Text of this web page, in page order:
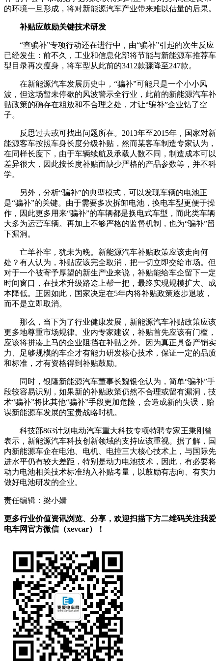
的环境一旦形成，将对新能源汽车产业带来难以估量的后果。
补贴应鼓励关键技术研发
“查骗补”专项行动还在进行中，由“骗补”引起的次生反应
已经发生：前不久，工业和信息化部将节能与新能源车推荐车
型目录再次瘦身，将车型从此前的3412款骤降至247款。
在新能源汽车发展历史中，“骗补”可能只是一个小小风
波，但这场暂未停歇的风波警示全行业，此前的新能源汽车补
贴政策的确存在粗放和不合理之处，才让“骗补”企业钻了空
子。
反思过去或可找出问题所在。2013年至2015年，国家对新
能源客车按照车身长度分级补贴，然而某客车制造专家认为，
在同样长度下，由于车辆续航及承载人数不同，制造成本可以
差异很大，因此按长度补贴而缺少严格的产品参数等，并不科
学。
另外，分析“骗补”的典型模式，可以发现车辆的电池正
是“骗补”的关键。由于需要多次拆卸电池，换电车型更便于操
作，因此更多用来“骗补”的车辆都是换电式车型，而此类车辆
大多为运营车辆。再加上不够严格的监督机制，也为“骗补”留
下漏洞。
亡羊补牢，犹未为晚。新能源汽车补贴政策应该走向何
处？有人认为，补贴应该完全取消，把一切立即交给市场。但
对于一个被寄予厚望的新生产业来说，补贴能给车企留下一定
时间窗口，在技术升级路途上帮一把，最终实现规模扩大、成
本降低。正因如此，国家决定在5年内将补贴政策逐步退坡，
而不是立即取消。
那么，当下为了行业健康发展，新能源汽车补贴政策应该
更多地尊重市场规律。业内专家建议，补贴首先应该有门槛，
应该将拼凑上马的企业阻挡在补贴之外。因为真正具备产销实
力、足够规模的车企才有能力研发核心技术，保证一定的品质
和标准，才有资格得到补贴鼓励。
同时，银隆新能源汽车董事长魏银仓认为，简单“骗补”手
段较容易识别，如果新的补贴政策仍然不合理或留有漏洞，技
术“骗补”将比其他“骗补”手段更加危险，会造成新的失误，贻
误新能源车发展的宝贵战略时机。
科技部863计划电动汽车重大科技专项特聘专家王秉刚曾
表示，新能源汽车科技创新领域的支持应该重视。据了解，国
内新能源车企在电池、电机、电控三大核心技术上，与国际先
进水平仍有较大差距，特别是动力电池技术，因此，有必要将
动力电池相关技术标准纳入补贴考量，以鼓励有志向、有实力
做好电池研发的企业。
责任编辑：梁小婧
更多行业价值资讯浏览、分享，欢迎扫描下方二维码关注我爱
电车网官方微信（xevcar）！